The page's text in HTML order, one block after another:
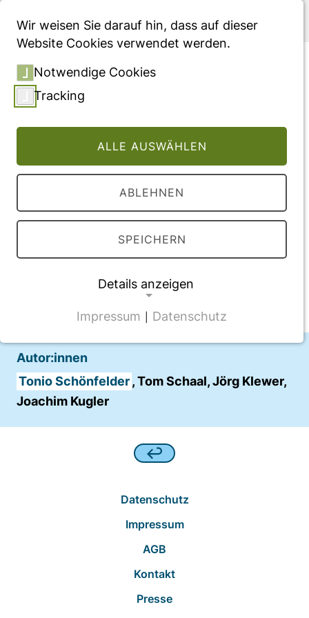
Menü
Patient satisfaction and
willingness to return to the
provider among women
undergoing gynecological
surgery
Vollversion des Beitrages
10.1007/s00404-014-3248-y
2014
Autor:innen
Tonio Schönfelder, Tom Schaal, Jörg Klewer,
Joachim Kugler
Datenschutz
Impressum
AGB
Kontakt
Presse
Wir weisen Sie darauf hin, dass auf dieser
Website Cookies verwendet werden.
Notwendige Cookies
Tracking
ALLE AUSWÄHLEN
ABLEHNEN
SPEICHERN
Details anzeigen
NOTWENDIGE COOKIES
CMS Cookie
Name:
fe_typo_user
Wir werten das Nutzerverhalten mit
Impressum Datenschutz